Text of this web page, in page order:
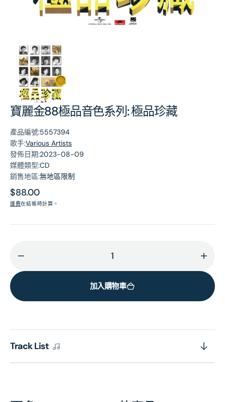
寶麗金88極品音色系列: 極品珍藏
產品編號:5557394
歌手:Various Artists
發佈日期:2023-08-09
媒體類型:CD
銷售地區:無地區限制
原
價
$88.00
運費在結帳時計算。
麗
88
極
系
增
加
麗
88
極
加入購物車
Track List